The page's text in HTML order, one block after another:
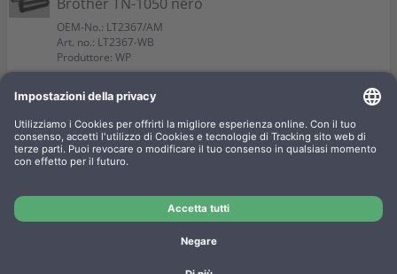
OEM-No.: LT2367/AM
Art. no.: LT2367-WB
Produttore: WP
Brother TN-1050 Multipack nero
OEM-No.: LT2367/KIT
Art. no.: LT2367-WBSET
I prezzi sono visibili dopo la tua registrazione (login).